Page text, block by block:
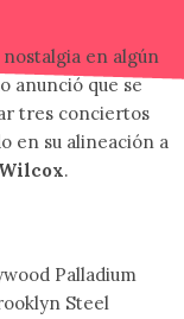
nostalgia en algún
anunció que se
tres conciertos
en su alineación a
.
Palladium
Steel